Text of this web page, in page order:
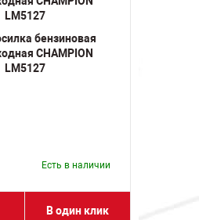
бензиновая
CHAMPION
LM5127
Есть в наличии
В один клик